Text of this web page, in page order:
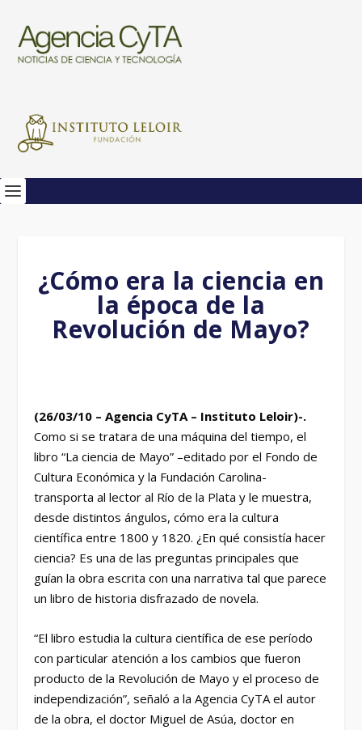
¿Cómo era la ciencia en
la época de la
Revolución de Mayo?
(26/03/10 – Agencia CyTA – Instituto Leloir)-.
Como si se tratara de una máquina del tiempo, el
libro “La ciencia de Mayo” –editado por el Fondo de
Cultura Económica y la Fundación Carolina-
transporta al lector al Río de la Plata y le muestra,
desde distintos ángulos, cómo era la cultura
científica entre 1800 y 1820. ¿En qué consistía hacer
ciencia? Es una de las preguntas principales que
guían la obra escrita con una narrativa tal que parece
un libro de historia disfrazado de novela.
“El libro estudia la cultura científica de ese período
con particular atención a los cambios que fueron
producto de la Revolución de Mayo y el proceso de
independización”, señaló a la Agencia CyTA el autor
de la obra, el doctor Miguel de Asúa, doctor en